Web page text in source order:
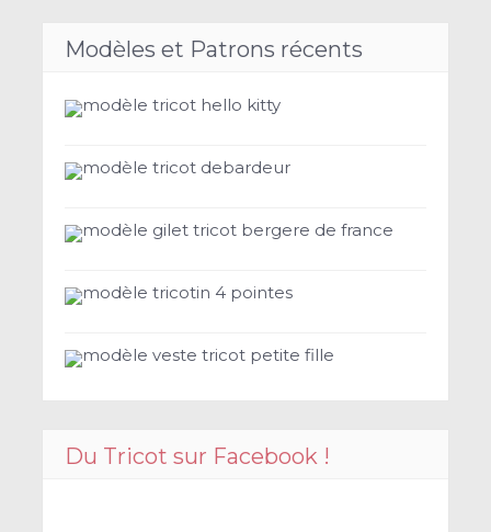
Modèles et Patrons récents
modèle tricot hello kitty
modèle tricot debardeur
modèle gilet tricot bergere de france
modèle tricotin 4 pointes
modèle veste tricot petite fille
Du Tricot sur Facebook !